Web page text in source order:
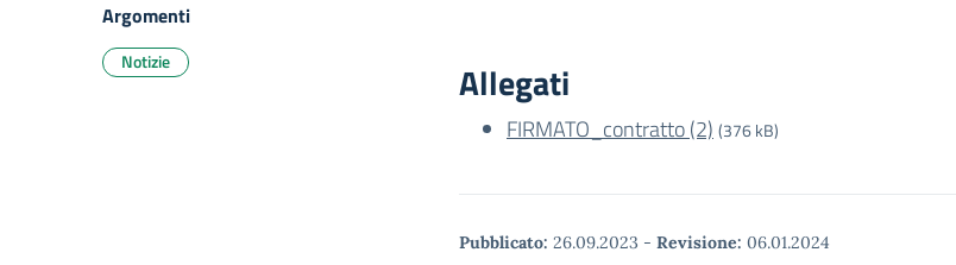
Allegati
FIRMATO_contratto (2) (376 kB)
Pubblicato: 26.09.2023 - Revisione: 06.01.2024
Argomenti
Notizie